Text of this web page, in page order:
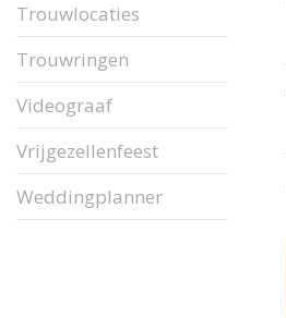
Trouwlocaties
Trouwringen
Videograaf
Vrijgezellenfeest
Weddingplanner